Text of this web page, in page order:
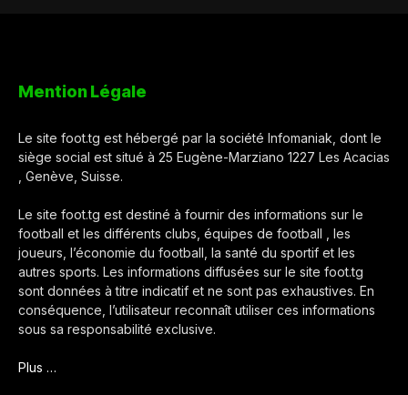
Mention Légale
Le site foot.tg est hébergé par la société Infomaniak, dont le
siège social est situé à 25 Eugène-Marziano 1227 Les Acacias
, Genève, Suisse.
Le site foot.tg est destiné à fournir des informations sur le
football et les différents clubs, équipes de football , les
joueurs, l’économie du football, la santé du sportif et les
autres sports. Les informations diffusées sur le site foot.tg
sont données à titre indicatif et ne sont pas exhaustives. En
conséquence, l’utilisateur reconnaît utiliser ces informations
sous sa responsabilité exclusive.
Plus …